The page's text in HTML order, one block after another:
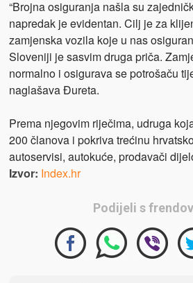
“Brojna osiguranja našla su
napredak je evidentan. Cilj je za
zamjenska vozila koje u nas
Sloveniji je sasvim druga priča.
normalno i osigurava se potrošaču
naglašava Đureta.
Prema njegovim riječima, udruga
200 članova i pokriva trećinu
autoservisi, autokuće, prodavači
Izvor: Index.hr
Podijeli s